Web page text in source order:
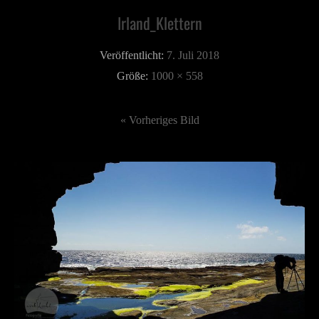
Irland_Klettern
Veröffentlicht: 7. Juli 2018
Größe: 1000 × 558
« Vorheriges Bild